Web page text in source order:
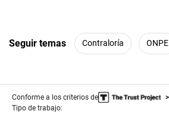
Seguir temas Contraloría ONPE
Conforme a los criterios de
Tipo de trabajo: